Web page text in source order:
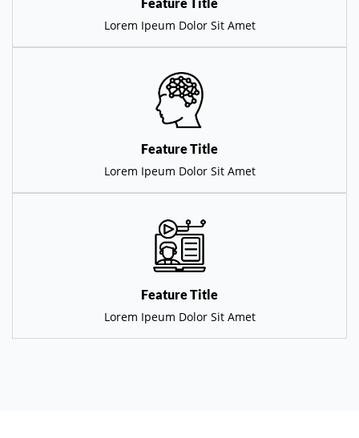
Lorem Ipeum Dolor Sit Amet
Feature Title
Lorem Ipeum Dolor Sit Amet
Feature Title
Lorem Ipeum Dolor Sit Amet